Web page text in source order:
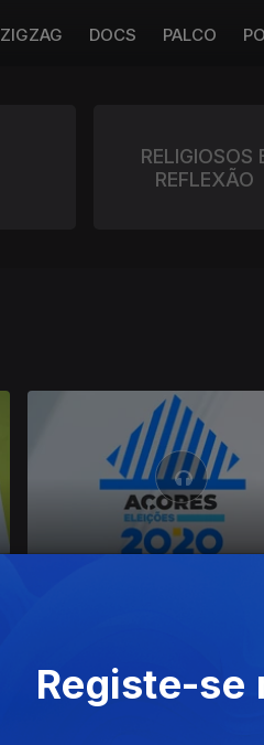
ZIGZAG DOCS PALCO
RELIGIOSOS
REFLEXÃO
Registe-se